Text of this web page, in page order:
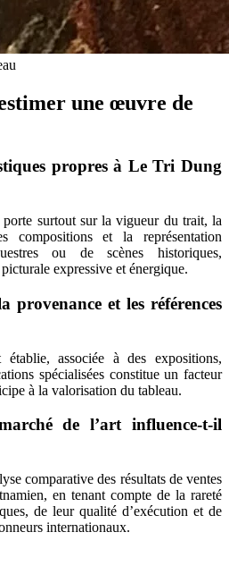
une œuvre de
propres à Le Tri Dung
surtout sur la vigueur du trait, la
compositions et la représentation
ou de scènes historiques,
expressive et énergique.
provenance et les références
établie, associée à des expositions,
spécialisées constitue un facteur
à la valorisation du tableau.
de l’art influence-t-il
comparative des résultats de ventes
en tenant compte de la rareté
de leur qualité d’exécution et de
internationaux.